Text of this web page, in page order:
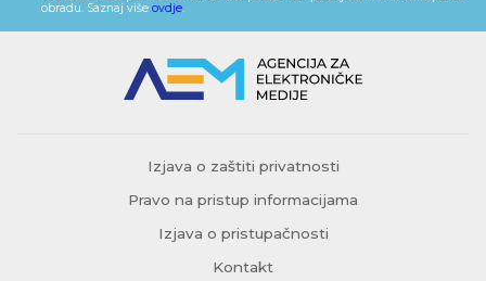
obradu. Saznaj više ovdje
Izjava o zaštiti privatnosti
Pravo na pristup informacijama
Izjava o pristupačnosti
Kontakt